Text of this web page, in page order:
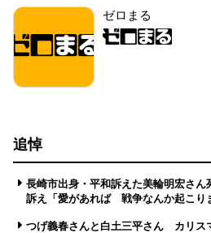
ゼロまる
追悼
長崎市出身・平和訴えた美輪明宏さ
訴え「愛があれば 戦争なんか起こり
つげ義春さんと白土三平さん カリス